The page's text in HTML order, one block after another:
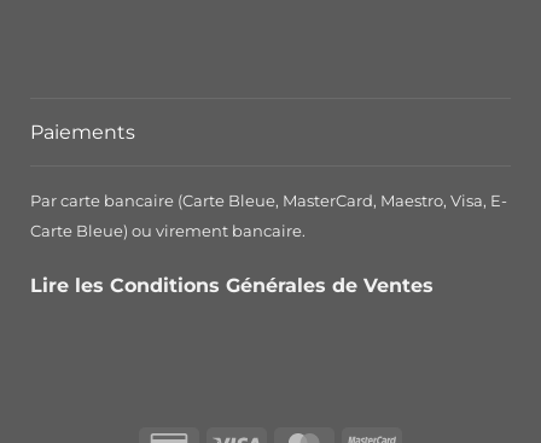
Paiements
Par carte bancaire (Carte Bleue, MasterCard, Maestro, Visa, E-
Carte Bleue) ou virement bancaire.
Lire les Conditions Générales de Ventes